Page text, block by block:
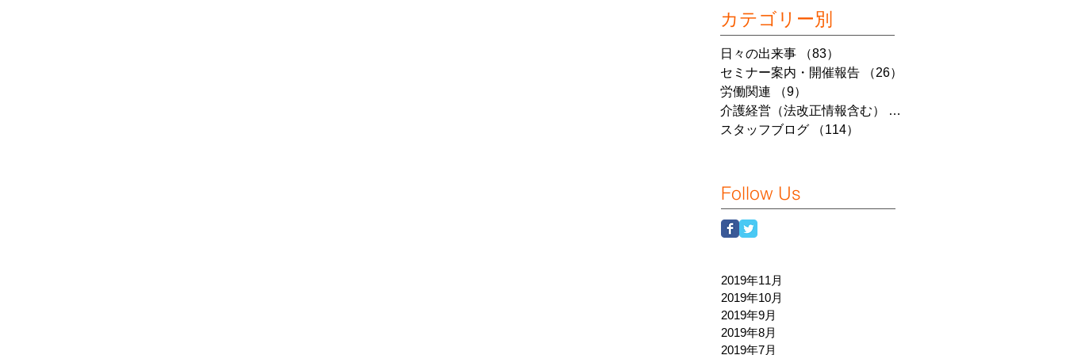
カテゴリー別
日々の出来事 （83）
セミナー案内・開催報告
（26）
労働関連
（9）
介護経営（法改正情報含む）
（7）
スタッフブログ
（114）
Follow Us
2019年11月
2019年10月
2019年9月
2019年8月
2019年7月